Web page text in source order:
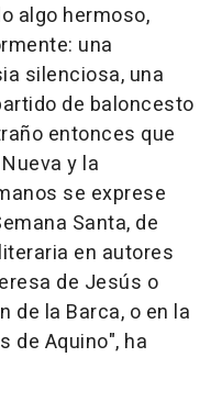
algo hermoso,
una
silenciosa, una
de baloncesto
entonces que
y la
se exprese
Santa, de
en autores
de Jesús o
de la Barca, o en la
de Aquino", ha